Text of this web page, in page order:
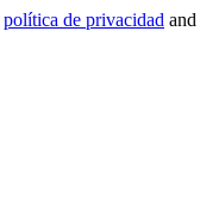
política de privacidad and